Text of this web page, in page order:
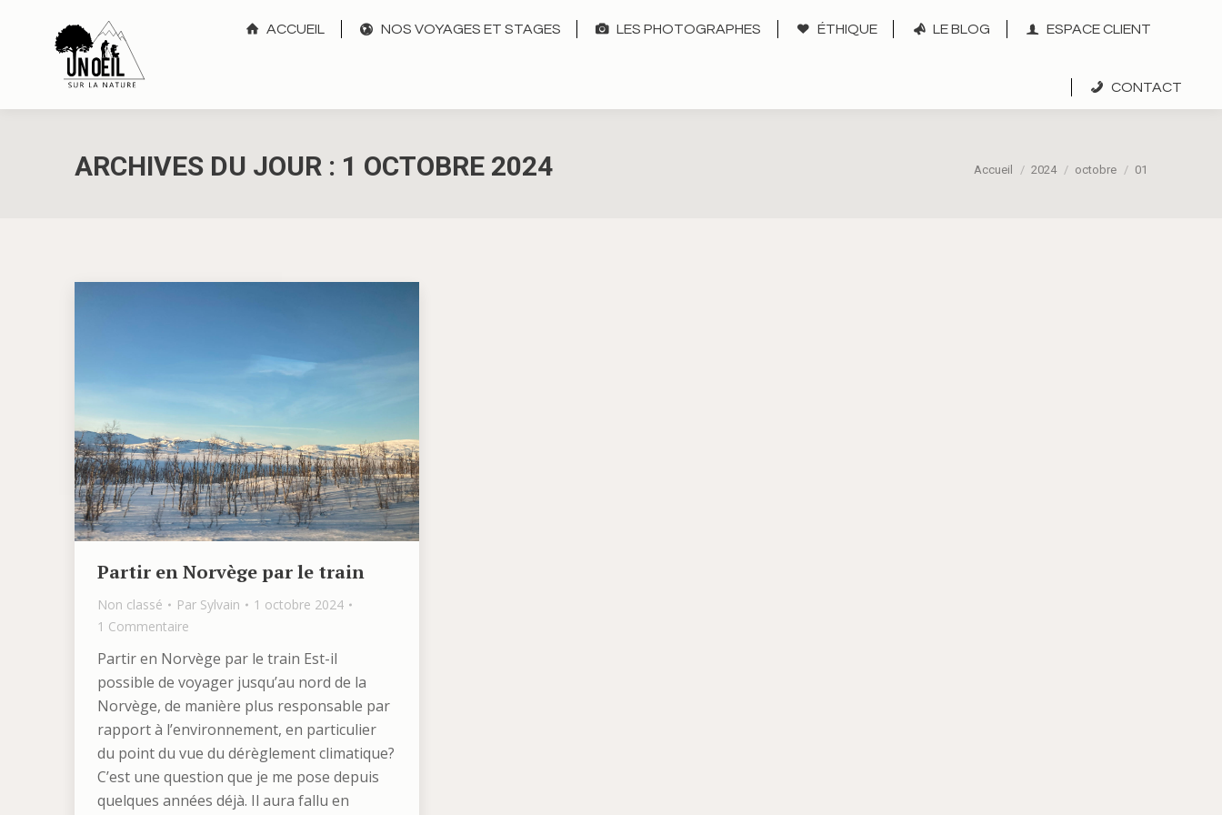
ACCUEIL NOS VOYAGES ET STAGES LES PHOTOGRAPHES ÉTHIQUE LE BLOG ESPACE CLIENT
CONTACT
ARCHIVES DU JOUR : 1 OCTOBRE 2024 Vous êtes ici :
Accueil 2024 octobre 01
Partir en Norvège par le train
Non classé Par Sylvain
1 octobre 2024
1 Commentaire
Partir en Norvège par le train Est-il
possible de voyager jusqu’au nord de la
Norvège, de manière plus responsable par
rapport à l’environnement, en particulier
du point du vue du dérèglement climatique?
C’est une question que je me pose depuis
quelques années déjà. Il aura fallu en